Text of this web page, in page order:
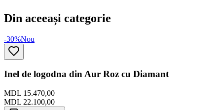
Din aceeași categorie
-30%Nou
Inel de logodna din Aur Roz cu Diamant
MDL 15.470,00
MDL 22.100,00